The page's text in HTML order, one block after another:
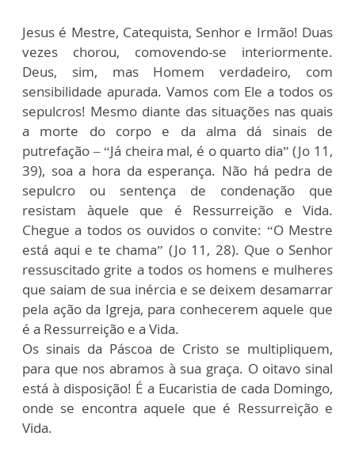
Jesus é Mestre, Catequista, Senhor e Irmão! Duas
vezes chorou, comovendo-se interiormente.
Deus, sim, mas Homem verdadeiro, com
sensibilidade apurada. Vamos com Ele a todos os
sepulcros! Mesmo diante das situações nas quais
a morte do corpo e da alma dá sinais de
putrefação – “Já cheira mal, é o quarto dia” (Jo 11,
39), soa a hora da esperança. Não há pedra de
sepulcro ou sentença de condenação que
resistam àquele que é Ressurreição e Vida.
Chegue a todos os ouvidos o convite: “O Mestre
está aqui e te chama” (Jo 11, 28). Que o Senhor
ressuscitado grite a todos os homens e mulheres
que saiam de sua inércia e se deixem desamarrar
pela ação da Igreja, para conhecerem aquele que
é a Ressurreição e a Vida.
Os sinais da Páscoa de Cristo se multipliquem,
para que nos abramos à sua graça. O oitavo sinal
está à disposição! É a Eucaristia de cada Domingo,
onde se encontra aquele que é Ressurreição e
Vida.